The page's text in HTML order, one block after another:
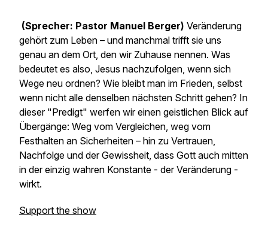
(Sprecher: Pastor Manuel Berger) Veränderung
gehört zum Leben – und manchmal trifft sie uns
genau an dem Ort, den wir Zuhause nennen. Was
bedeutet es also, Jesus nachzufolgen, wenn sich
Wege neu ordnen? Wie bleibt man im Frieden, selbst
wenn nicht alle denselben nächsten Schritt gehen? In
dieser "Predigt" werfen wir einen geistlichen Blick auf
Übergänge: Weg vom Vergleichen, weg vom
Festhalten an Sicherheiten – hin zu Vertrauen,
Nachfolge und der Gewissheit, dass Gott auch mitten
in der einzig wahren Konstante - der Veränderung -
wirkt.
Support the show